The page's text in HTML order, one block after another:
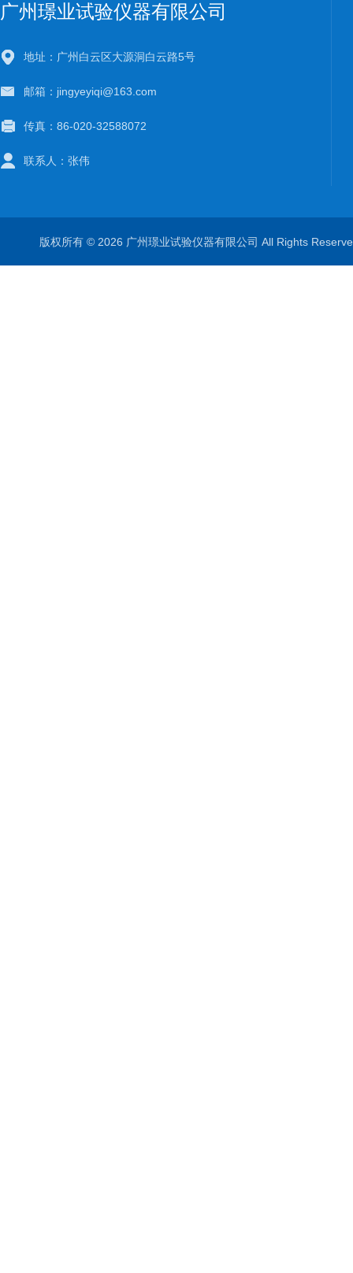
广州璟业试验仪器有限公司
地址：广州白云区大源洞白云路5号
邮箱：jingyeyiqi@163.com
传真：86-020-32588072
联系人：张伟
版权所有 © 2026 广州璟业试验仪器有限公司 All Rights